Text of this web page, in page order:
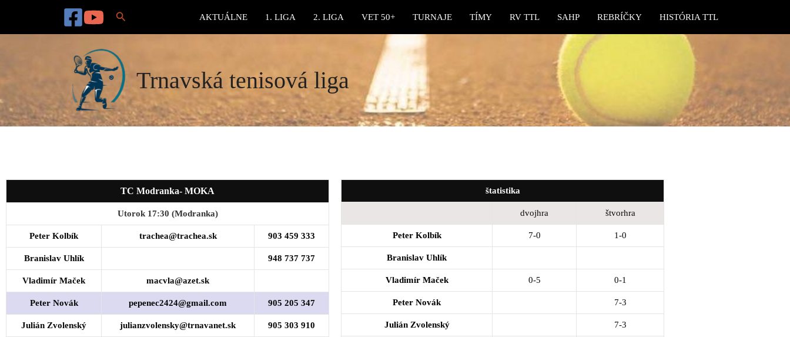
Hľadať AKTUÁLNE 1. LIGA 2. LIGA VET 50+ TURNAJE TÍMY RV TTL SAHP REBRÍČKY HISTÓRIA TTL
Trnavská tenisová liga
TC Modranka- MOKA
Utorok 17:30 (Modranka)
Peter Kolbík trachea@trachea.sk 903 459 333
Branislav Uhlík 948 737 737
Vladimír Maček macvla@azet.sk
Peter Novák pepenec2424@gmail.com 905 205 347
Julián Zvolenský julianzvolensky@trnavanet.sk 905 303 910
štatistika
dvojhra štvorhra
Peter Kolbík 7-0 1-0
Branislav Uhlík
Vladimír Maček 0-5 0-1
Peter Novák 7-3
Julián Zvolenský 7-3